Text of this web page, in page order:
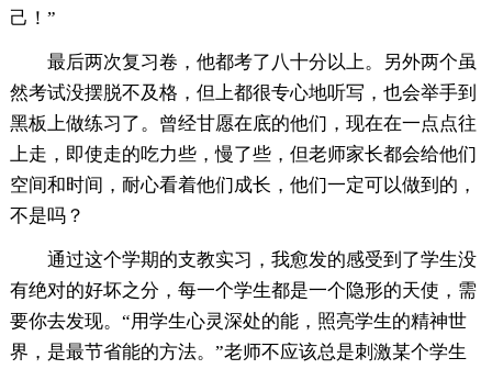
己！”
最后两次复习卷，他都考了八十分以上。另外两个虽
然考试没摆脱不及格，但上都很专心地听写，也会举手到
黑板上做练习了。曾经甘愿在底的他们，现在在一点点往
上走，即使走的吃力些，慢了些，但老师家长都会给他们
空间和时间，耐心看着他们成长，他们一定可以做到的，
不是吗？
通过这个学期的支教实习，我愈发的感受到了学生没
有绝对的好坏之分，每一个学生都是一个隐形的天使，需
要你去发现。“用学生心灵深处的能，照亮学生的精神世
界，是最节省能的方法。”老师不应该总是刺激某个学生